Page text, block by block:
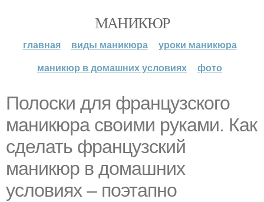
МАНИКЮР
главная виды маникюра
уроки маникюра
маникюр в домашних условиях
фото
Полоски для французского
маникюра своими руками. Как
сделать французский
маникюр в домашних
условиях – поэтапно